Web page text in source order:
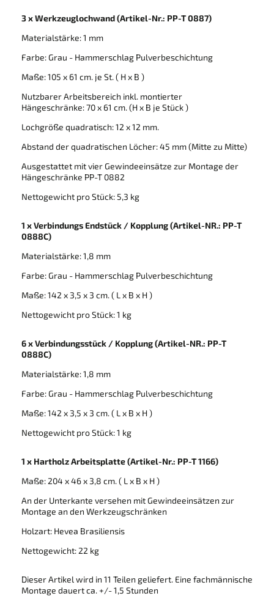
3 x Werkzeuglochwand (Artikel-Nr.: PP-T 0887)
Materialstärke: 1 mm
Farbe: Grau - Hammerschlag Pulverbeschichtung
Maße: 105 x 61 cm. je St. ( H x B )
Nutzbarer Arbeitsbereich inkl. montierter
Hängeschränke: 70 x 61 cm. (H x B je Stück )
Lochgröße quadratisch: 12 x 12 mm.
Abstand der quadratischen Löcher: 45 mm (Mitte zu Mitte)
Ausgestattet mit vier Gewindeeinsätze zur Montage der
Hängeschränke PP-T 0882
Nettogewicht pro Stück: 5,3 kg
1 x Verbindungs Endstück / Kopplung(Artikel-NR.: PP-T
0888C)
Materialstärke: 1,8 mm
Farbe: Grau - Hammerschlag Pulverbeschichtung
Maße: 142 x 3,5 x 3 cm. ( L x B x H )
Nettogewicht pro Stück: 1 kg
6 x Verbindungsstück / Kopplung(Artikel-NR.: PP-T
0888C)
Materialstärke: 1,8 mm
Farbe: Grau - Hammerschlag Pulverbeschichtung
Maße: 142 x 3,5 x 3 cm. ( L x B x H )
Nettogewicht pro Stück: 1 kg
1 x Hartholz Arbeitsplatte (Artikel-Nr.: PP-T 1166)
Maße: 204 x 46 x 3,8 cm. ( L x B x H )
An der Unterkante versehen mit Gewindeeinsätzen zur
Montage an den Werkzeugschränken
Holzart: Hevea Brasiliensis
Nettogewicht: 22 kg
Dieser Artikel wird in 11 Teilen geliefert. Eine fachmännische
Montage dauert ca. +/- 1,5 Stunden